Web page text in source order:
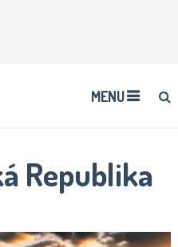
MENU
Republika